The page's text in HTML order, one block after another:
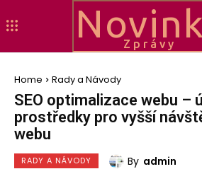
Zprávy
Home Rady a Návody
SEO optimalizace webu –
prostředky pro vyšší
webu
RADY A NÁVODY By admin